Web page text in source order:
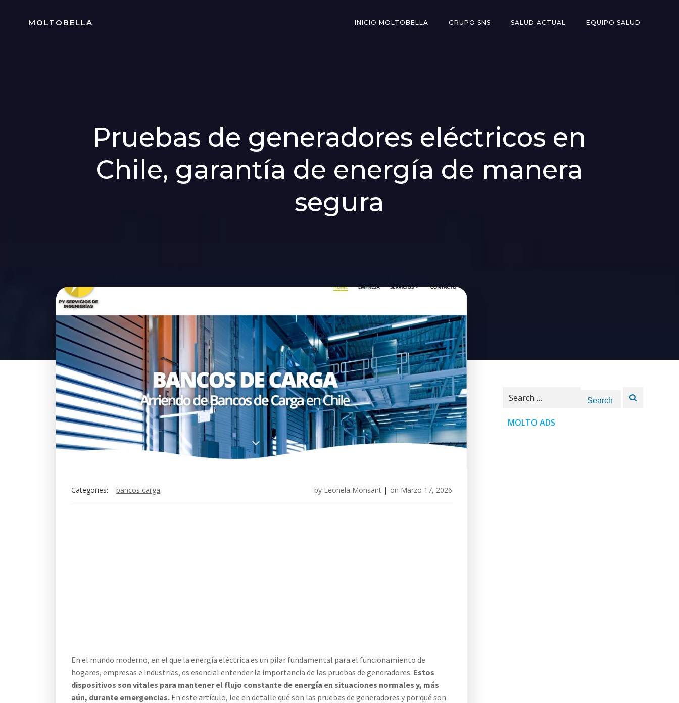
MOLTOBELLA INICIO MOLTOBELLA GRUPO SNS SALUD ACTUAL EQUIPO SALUD
Pruebas de generadores eléctricos en
Chile, garantía de energía de manera
segura
Categories: bancos carga by Leonela Monsant | on Marzo 17, 2026
En el mundo moderno, en el que la energía eléctrica es un pilar fundamental para el funcionamiento de
hogares, empresas e industrias, es esencial entender la importancia de las pruebas de generadores. Estos
dispositivos son vitales para mantener el flujo constante de energía en situaciones normales y, más
aún, durante emergencias. En este artículo, lee en detalle qué son las pruebas de generadores y por qué son
Search
MOLTO ADS